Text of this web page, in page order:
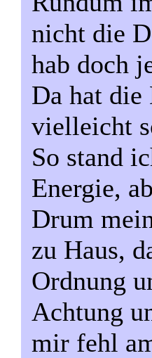
nicht die
hab doch
Da hat die
vielleicht
So stand
Energie,
Drum
zu Haus,
Ordnung
Achtung
mir fehl